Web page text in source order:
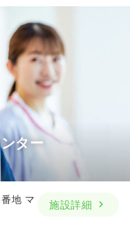
ター
地 マ
施設詳細